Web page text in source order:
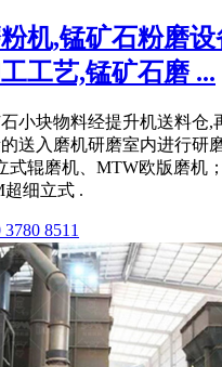
机,锰矿石粉磨设
工艺,锰矿石磨 ...
小块物料经提升机送料仓,
送入磨机研磨室内进行研
式辊磨机、MTW欧版磨机
细立式 .
8511